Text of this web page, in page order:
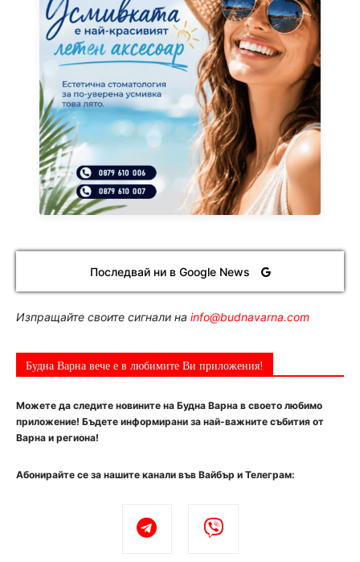
Последвай ни в Google News
Изпращайте своите сигнали на info@budnavarna.com
Будна Варна вече е в любимите Ви приложения!
Можете да следите новините на Будна Варна в своето любимо
приложение! Бъдете информирани за най-важните събития от
Варна и региона!
Абонирайте се за нашите канали във Вайбър и Телеграм: